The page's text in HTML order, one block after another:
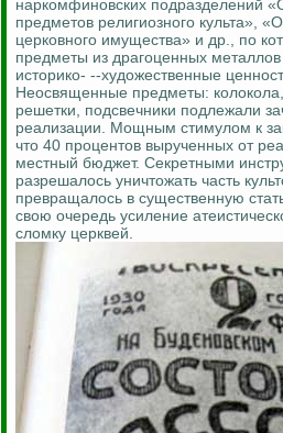
наркомфиновских подразделений
предметов религиозного культа»,
церковного имущества» и др., по
предметы из драгоценных
историко- --художественные
Неосвященные предметы:
решетки, подсвечники подлежали
реализации. Мощным стимулом к
что 40 процентов вырученных от
местный бюджет. Секретными
разрешалось уничтожать часть
превращалось в существенную
свою очередь усиление
сломку церквей.